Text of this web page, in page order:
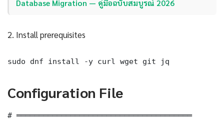
Database Migration — คู่มือฉบับสมบูรณ์ 2026
2. Install prerequisites
sudo dnf install -y curl wget git jq
Configuration File
# ═══════════════════════════════════════